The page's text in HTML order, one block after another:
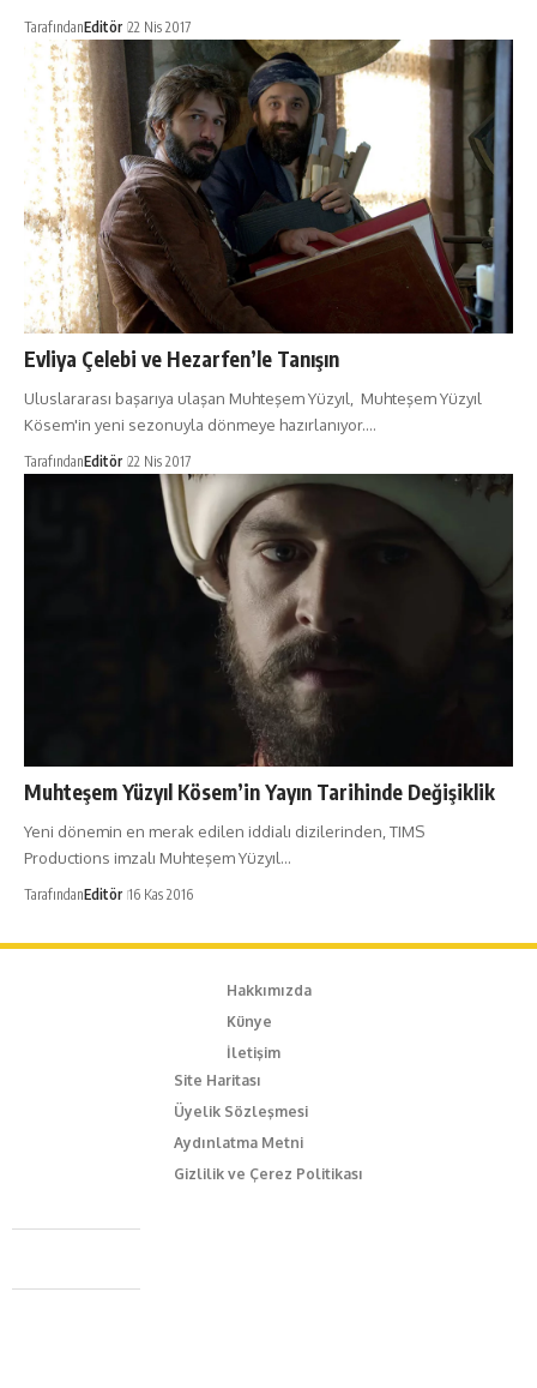
TarafındanEditör 22 Nis 2017
Evliya Çelebi ve Hezarfen’le Tanışın
Uluslararası başarıya ulaşan Muhteşem Yüzyıl, Muhteşem Yüzyıl
Kösem'in yeni sezonuyla dönmeye hazırlanıyor.…
TarafındanEditör 22 Nis 2017
Muhteşem Yüzyıl Kösem’in Yayın Tarihinde Değişiklik
Yeni dönemin en merak edilen iddialı dizilerinden, TIMS
Productions imzalı Muhteşem Yüzyıl…
TarafındanEditör 16 Kas 2016
Hakkımızda
Künye
İletişim
Site Haritası
Üyelik Sözleşmesi
Aydınlatma Metni
Gizlilik ve Çerez Politikası
Caferağa Mah. Dr. Şakir Paşa Sok. No3/A Kadıköy İstanbul
+90 543 345 46 00